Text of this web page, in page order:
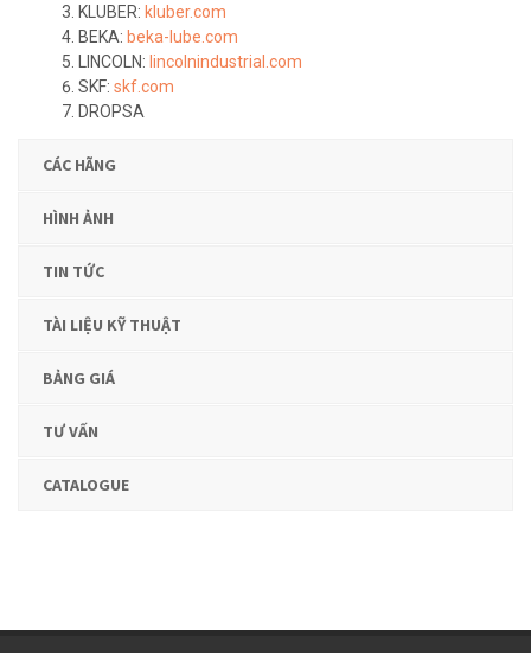
KLUBER: kluber.com
BEKA: beka-lube.com
LINCOLN: lincolnindustrial.com
SKF: skf.com
DROPSA
CÁC HÃNG
HÌNH ẢNH
TIN TỨC
TÀI LIỆU KỸ THUẬT
BẢNG GIÁ
TƯ VẤN
CATALOGUE